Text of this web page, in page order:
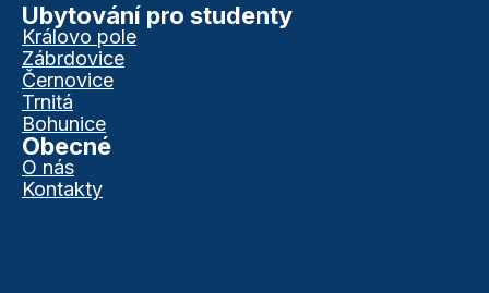
Ubytování pro studenty
Královo pole
Zábrdovice
Černovice
Trnitá
Bohunice
Obecné
O nás
Kontakty